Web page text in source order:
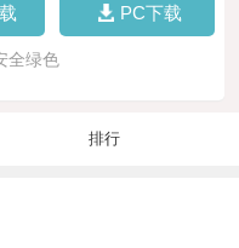
PC下载
全绿色
排行